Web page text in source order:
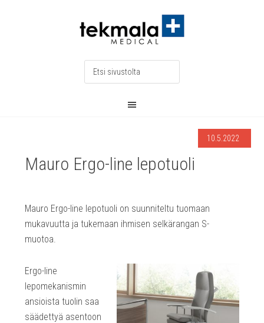
10.5.2022
Mauro Ergo-line lepotuoli
Mauro Ergo-line lepotuoli on suunniteltu tuomaan
mukavuutta ja tukemaan ihmisen selkärangan S-
muotoa.
Ergo-line
lepomekanismin
ansioista tuolin saa
säädettyä asentoon